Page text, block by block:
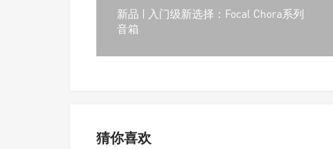
新品 | 入门级新选择：Focal Chora系列
音箱
猜你喜欢